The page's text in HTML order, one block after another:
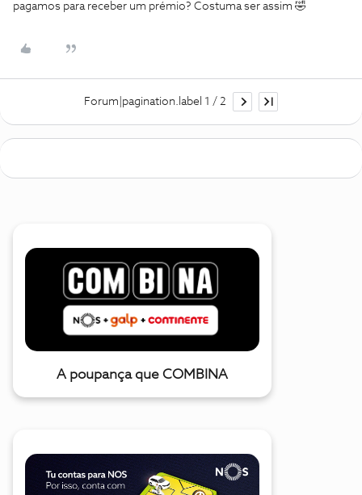
pagamos para receber um prémio? Costuma ser assim 🤣
Forum|pagination.label 1 / 2
A poupança que COMBINA